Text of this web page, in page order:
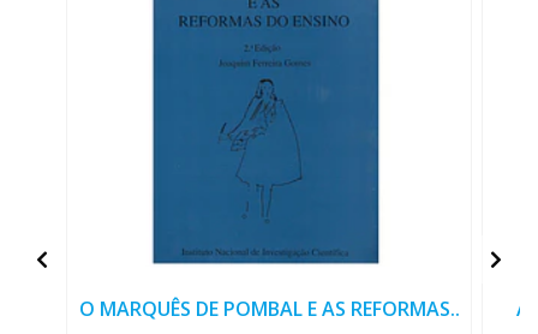
O MARQUÊS DE POMBAL E AS REFORMAS..